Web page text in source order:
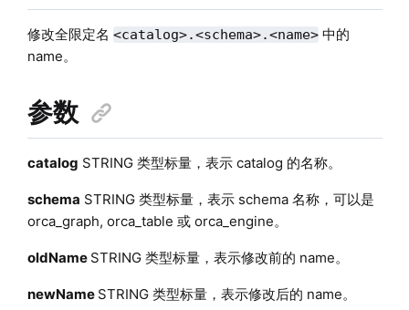
修改全限定名 <catalog>.<schema>.<name>中的
name。
参数
catalog STRING 类型标量，表示 catalog 的名称。
schema STRING 类型标量，表示 schema 名称，可以是
orca_graph, orca_table 或 orca_engine。
oldName STRING 类型标量，表示修改前的 name。
newName STRING 类型标量，表示修改后的 name。